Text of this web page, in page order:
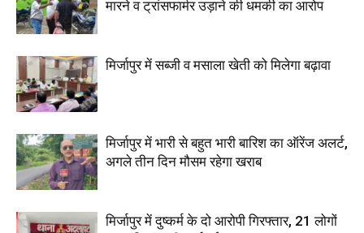
मारने व ट्रांसफार्मर उड़ाने की धमकी का आरोप
मिर्जापुर में सब्जी व मसाला खेती को मिलेगा बढ़ावा
मिर्जापुर में भारी से बहुत भारी बारिश का ऑरेंज अलर्ट,
अगले तीन दिन मौसम रहेगा खराब
मिर्जापुर में दुष्कर्म के दो आरोपी गिरफ्तार, 21 लोगों